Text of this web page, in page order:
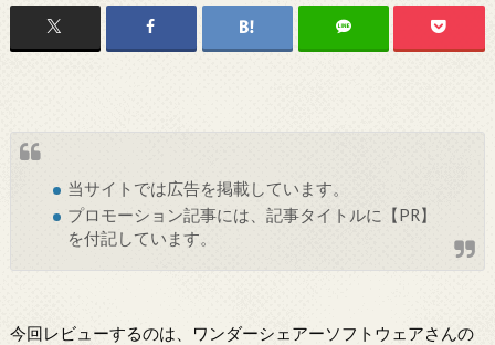
当サイトでは広告を掲載しています。
プロモーション記事には、記事タイトルに【PR】
を付記しています。
今回レビューするのは、ワンダーシェアーソフトウェアさんの